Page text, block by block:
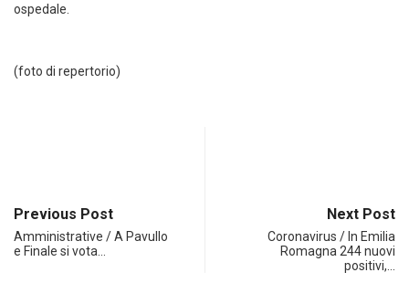
ospedale.
(foto di repertorio)
Previous Post
Amministrative / A Pavullo
e Finale si vota…
Next Post
Coronavirus / In Emilia
Romagna 244 nuovi
positivi,…